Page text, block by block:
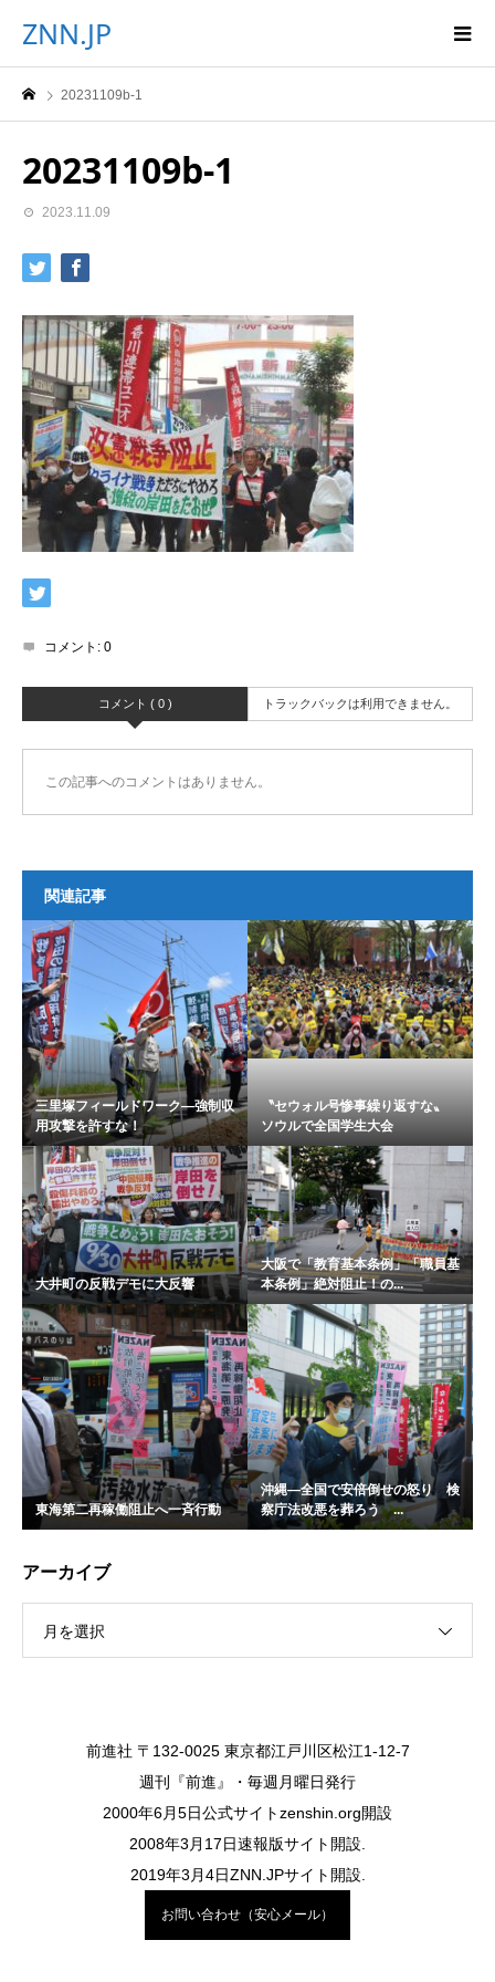
ZNN.JP
20231109b-1
20231109b-1
2023.11.09
コメント: 0
コメント ( 0 ) トラックバックは利用できません。
この記事へのコメントはありません。
関連記事
三里塚フィールドワーク―強制収
用攻撃を許すな！
〝セウォル号惨事繰り返すな〟
ソウルで全国学生大会
大井町の反戦デモに大反響
大阪で「教育基本条例」「職員基
本条例」絶対阻止！の...
東海第二再稼働阻止へ一斉行動
沖縄―全国で安倍倒せの怒り 検
察庁法改悪を葬ろう ...
アーカイブ
月を選択
前進社 〒132-0025 東京都江戸川区松江1-12-7
週刊『前進』・毎週月曜日発行
2000年6月5日公式サイトzenshin.org開設
2008年3月17日速報版サイト開設.
2019年3月4日ZNN.JPサイト開設.
お問い合わせ（安心メール）